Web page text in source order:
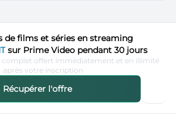
de films et séries en streaming
sur Prime Video pendant 30 jours
complet offert immédiatement et en illimité
après votre inscription
Récupérer l'offre